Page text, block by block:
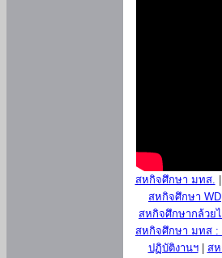
สหกิจศึกษา มทส.
สหกิจศึกษา WD
สหกิจศึกษากล้วย
สหกิจศึกษา มทส :
ปฏิบัติงานฯ| ส